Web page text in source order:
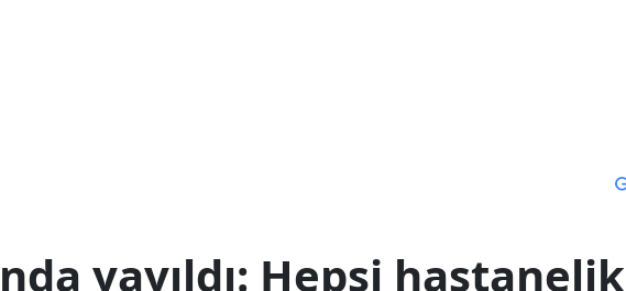
yayıldı: Hepsi hastanelik